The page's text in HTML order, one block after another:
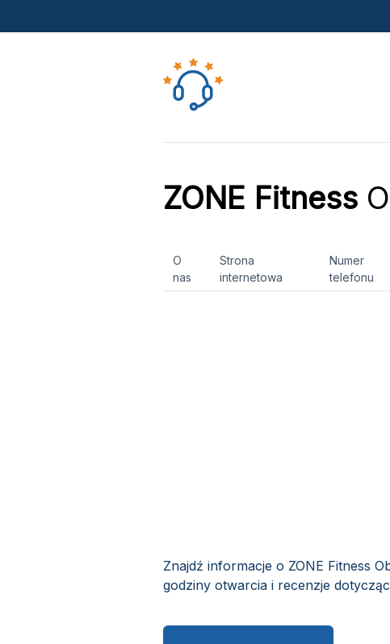
ZONE Fitness
O
nas
Strona
internetowa
Numer
telefonu
Znajdź informacje o ZONE Fitness
godziny otwarcia i recenzje